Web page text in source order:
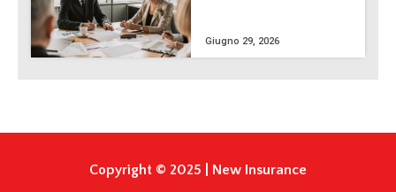
Giugno 29, 2026
Copyright © 2025 | New Insurance